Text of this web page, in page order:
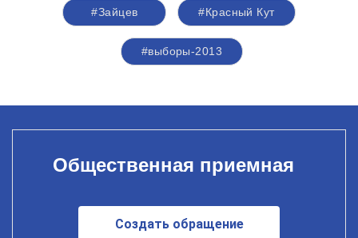
#Зайцев #Красный Кут
#выборы-2013
Общественная приемная
Создать обращение